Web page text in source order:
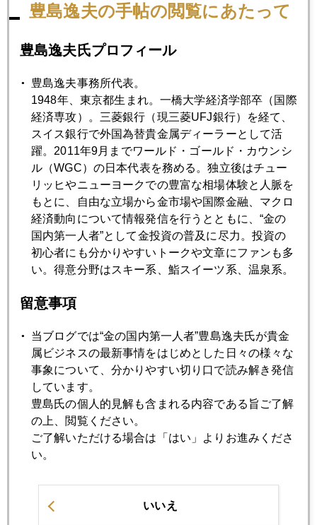
8月 9月 10月 11月 12月
2023年12月27日
新ＮＩＳＡについて注意
2023年12月26日
ＰＣＥ物価上昇率について
2023年12月25日
２４年金相場の焦点、「もしトラ」リスクの全容
2023年12月22日
2023年12月21日
米インフレ、最後の１マイルに暗雲、利下げ議論にも一石
2023年12月20日
紅海の船舶襲撃、新たな地政学的リスクに
ＦＲＢ高官、市場の先走りに警鐘
豊島逸夫の手帖の閲覧にあたって
豊島逸夫氏プロフィール
豊島逸夫事務所代表。
1948年、東京都生まれ。一橋大学経済学部卒（国際
経済専攻）。三菱銀行（現三菱UFJ銀行）を経て、
スイス銀行で外国為替貴金属ディーラーとして活
躍。2011年9月までワールド・ゴールド・カウンシ
ル（WGC）の日本代表を務める。独立後はチュー
リッヒやニューヨークでの豊富な相場体験と人脈を
もとに、自由な立場から金市場や国際金融、マクロ
経済動向について情報発信を行うとともに、“金の
国内第一人者”として金投資の普及に尽力。投資の
初心者にも分かりやすいトークや文章にファンも多
い。得意分野はスキー系、鮨スイーツ系、温泉系。
留意事項
当ブログでは“金の国内第一人者”豊島逸夫氏が貴金
属ビジネスの最新事情をはじめとした日々の様々な
事象について、分かりやすい切り口で読み解き発信
しています。
豊島氏の個人的見解も含まれる内容である旨ご了解
の上、閲覧ください。
ご了解いただける場合は「はい」よりお進みくださ
い。
いいえ